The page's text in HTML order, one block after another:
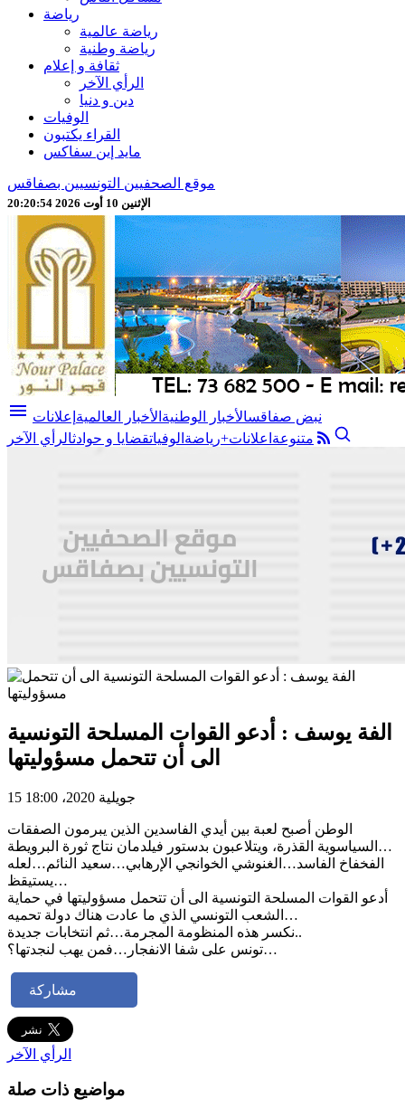
رياضة
رياضة عالمية
رياضة وطنية
ثقافة و إعلام
الرأي الآخر
دين و دنيا
الوفيات
القراء يكتبون
مايد إين سفاكس
موقع الصحفيين التونسيين بصفاقس
الإثنين 10 أوت 2026 20:20:56
menu نبض صفاقسالأخبار الوطنية الأخبار العالمية إعلانات
متنوعة اعلانات+رياضة الوفياتقضايا و حوادثالرأي الآخر
الفة يوسف : أدعو القوات المسلحة التونسية
الى أن تتحمل مسؤوليتها
15 جويلية 2020، 18:00
الوطن أصبح لعبة بين أيدي الفاسدين الذين يبرمون الصفقات
السياسوية القذرة، ويتلاعبون بدستور فيلدمان نتاج ثورة البرويطة…
الفخفاخ الفاسد…الغنوشي الخوانجي الإرهابي…سعيد النائم…لعله
يستيقظ…
أدعو القوات المسلحة التونسية الى أن تتحمل مسؤوليتها في حماية
الشعب التونسي الذي ما عادت هناك دولة تحميه…
نكسر هذه المنظومة المجرمة…ثم انتخابات جديدة..
تونس على شفا الانفجار…فمن يهب لنجدتها؟…
مشاركة
الرأي الآخر
مواضيع ذات صلة